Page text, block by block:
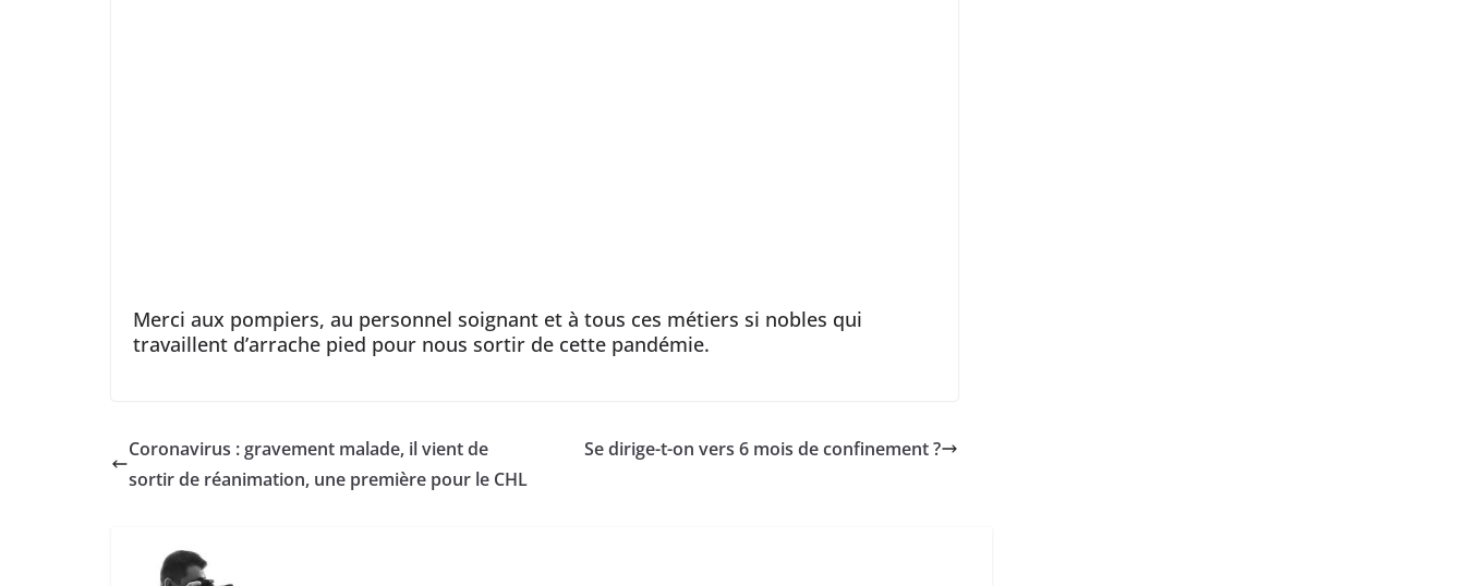
Merci aux pompiers, au personnel soignant et à tous ces métiers si nobles qui
travaillent d’arrache pied pour nous sortir de cette pandémie.
Coronavirus : gravement malade, il vient de
sortir de réanimation, une première pour le CHL
Se dirige-t-on vers 6 mois de confinement ?